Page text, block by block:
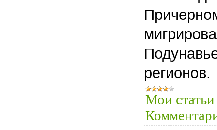
регионов.
Мои статьи